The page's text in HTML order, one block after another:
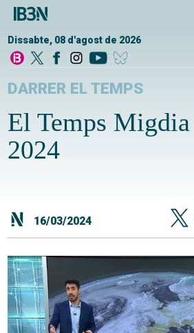
Dissabte, 08 d'agost de 2026
DARRER EL TEMPS
El Temps
2024
16/03/2024